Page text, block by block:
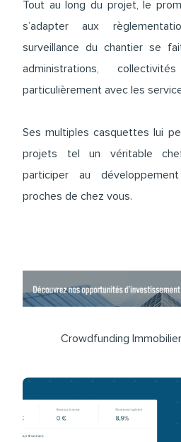
Tout au long du projet, le
s’adapter aux
surveillance du chantier se
administrations,
particulièrement avec les
Ses multiples casquettes lui
projets tel un véritable
participer au
proches de chez vous.
Crowdfunding